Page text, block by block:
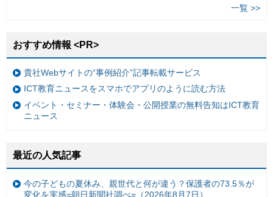
一覧 >>
おすすめ情報 <PR>
貴社Webサイトの“事例紹介”記事転載サービス
ICT教育ニュースをスマホでアプリのように読む方法
イベント・セミナー・体験会・公開授業の無料告知はICT教育
ニュース
最近の人気記事
今の子どもの夏休み、親世代と何が違う？保護者の73.5％が
変化を実感=朝日新聞社調べ=（2026年8月7日）